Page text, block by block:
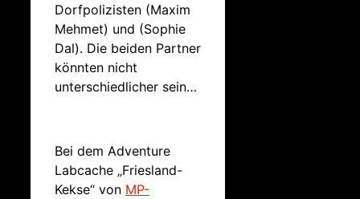
Dorfpolizisten (Maxim
Mehmet) und (Sophie
Dal). Die beiden Partner
könnten nicht
unterschiedlicher sein…
Bei dem Adventure
Labcache „Friesland-
Kekse“ von MP-